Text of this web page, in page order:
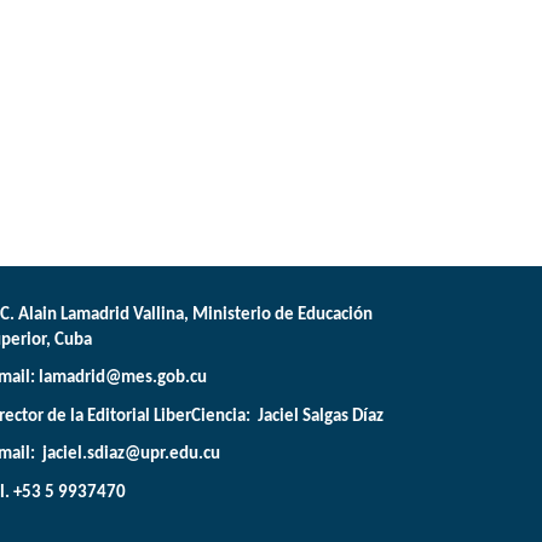
Alain Lamadrid Vallina, Ministerio de Educación
Cuba
lamadrid@mes.gob.cu
de la Editorial LiberCiencia: Jaciel Salgas Díaz
jaciel.sdiaz@upr.edu.cu
+53 5 9937470